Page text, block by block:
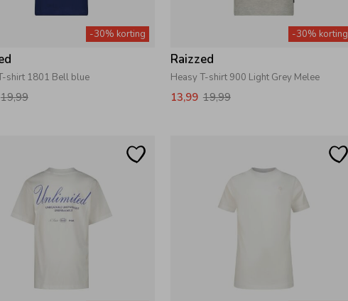
-30% korting
shirt 1801 Bell blue
19,99
-30% korting
Raizzed
Heasy T-shirt 900 Light Grey Melee
13,99 19,99